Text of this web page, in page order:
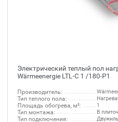
Электрический теплый пол
Wärmeenergie LTL-C 1 /180-P1
Производитель:
Тип теплого пола:
Площадь обогрева, м²: 1
Тип монтажа: В
Тип подключения: